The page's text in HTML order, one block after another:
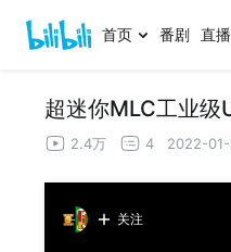
首页 番剧 直播
超迷你MLC工业级
2.4万 4 2022-
关注